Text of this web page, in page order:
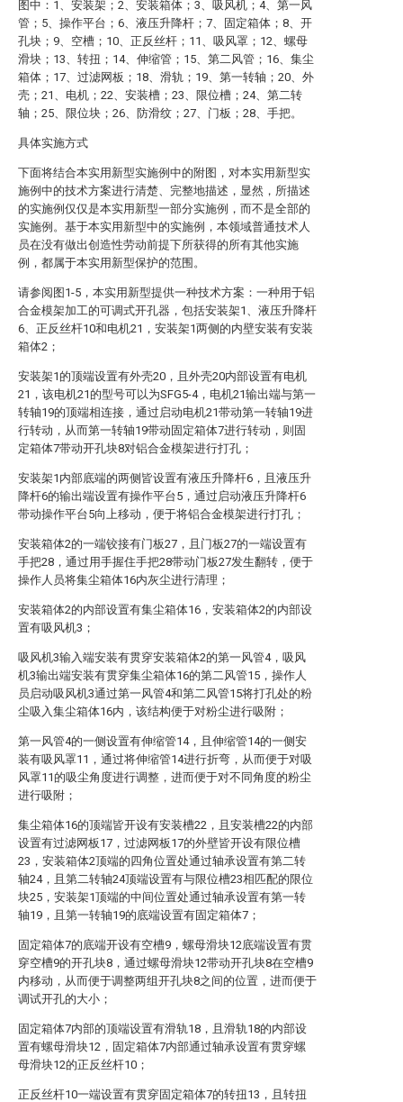
图中：1、安装架；2、安装箱体；3、吸风机；4、第一风
管；5、操作平台；6、液压升降杆；7、固定箱体；8、开
孔块；9、空槽；10、正反丝杆；11、吸风罩；12、螺母
滑块；13、转扭；14、伸缩管；15、第二风管；16、集尘
箱体；17、过滤网板；18、滑轨；19、第一转轴；20、外
壳；21、电机；22、安装槽；23、限位槽；24、第二转
轴；25、限位块；26、防滑纹；27、门板；28、手把。
具体实施方式
下面将结合本实用新型实施例中的附图，对本实用新型实
施例中的技术方案进行清楚、完整地描述，显然，所描述
的实施例仅仅是本实用新型一部分实施例，而不是全部的
实施例。基于本实用新型中的实施例，本领域普通技术人
员在没有做出创造性劳动前提下所获得的所有其他实施
例，都属于本实用新型保护的范围。
请参阅图1-5，本实用新型提供一种技术方案：一种用于铝
合金模架加工的可调式开孔器，包括安装架1、液压升降杆
6、正反丝杆10和电机21，安装架1两侧的内壁安装有安装
箱体2；
安装架1的顶端设置有外壳20，且外壳20内部设置有电机
21，该电机21的型号可以为SFG5-4，电机21输出端与第一
转轴19的顶端相连接，通过启动电机21带动第一转轴19进
行转动，从而第一转轴19带动固定箱体7进行转动，则固
定箱体7带动开孔块8对铝合金模架进行打孔；
安装架1内部底端的两侧皆设置有液压升降杆6，且液压升
降杆6的输出端设置有操作平台5，通过启动液压升降杆6
带动操作平台5向上移动，便于将铝合金模架进行打孔；
安装箱体2的一端铰接有门板27，且门板27的一端设置有
手把28，通过用手握住手把28带动门板27发生翻转，便于
操作人员将集尘箱体16内灰尘进行清理；
安装箱体2的内部设置有集尘箱体16，安装箱体2的内部设
置有吸风机3；
吸风机3输入端安装有贯穿安装箱体2的第一风管4，吸风
机3输出端安装有贯穿集尘箱体16的第二风管15，操作人
员启动吸风机3通过第一风管4和第二风管15将打孔处的粉
尘吸入集尘箱体16内，该结构便于对粉尘进行吸附；
第一风管4的一侧设置有伸缩管14，且伸缩管14的一侧安
装有吸风罩11，通过将伸缩管14进行折弯，从而便于对吸
风罩11的吸尘角度进行调整，进而便于对不同角度的粉尘
进行吸附；
集尘箱体16的顶端皆开设有安装槽22，且安装槽22的内部
设置有过滤网板17，过滤网板17的外壁皆开设有限位槽
23，安装箱体2顶端的四角位置处通过轴承设置有第二转
轴24，且第二转轴24顶端设置有与限位槽23相匹配的限位
块25，安装架1顶端的中间位置处通过轴承设置有第一转
轴19，且第一转轴19的底端设置有固定箱体7；
固定箱体7的底端开设有空槽9，螺母滑块12底端设置有贯
穿空槽9的开孔块8，通过螺母滑块12带动开孔块8在空槽9
内移动，从而便于调整两组开孔块8之间的位置，进而便于
调试开孔的大小；
固定箱体7内部的顶端设置有滑轨18，且滑轨18的内部设
置有螺母滑块12，固定箱体7内部通过轴承设置有贯穿螺
母滑块12的正反丝杆10；
正反丝杆10一端设置有贯穿固定箱体7的转扭13，且转扭